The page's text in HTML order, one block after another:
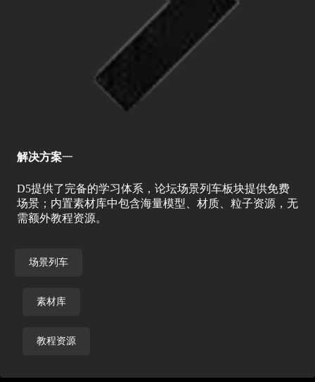
解决方案一
D5提供了完备的学习体系，论坛场景列车板块提供免费
场景；内置素材库中包含海量模型、材质、粒子资源，无
需额外教程资源。
场景列车
素材库
教程资源